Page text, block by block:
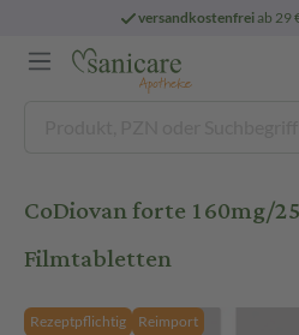
versandkostenfreiab 29
CoDiovan forte 160mg/
Filmtabletten
Rezeptpflichtig Reimport